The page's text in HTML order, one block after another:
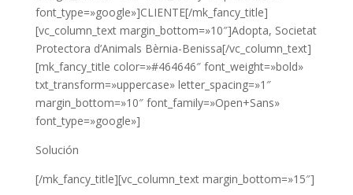
font_type=»google»]CLIENTE[/mk_fancy_title]
[vc_column_text margin_bottom=»10″]Adopta, Societat
Protectora d’Animals Bèrnia-Benissa[/vc_column_text]
[mk_fancy_title color=»#464646″ font_weight=»bold»
txt_transform=»uppercase» letter_spacing=»1″
margin_bottom=»10″ font_family=»Open+Sans»
font_type=»google»]
Solución
[/mk_fancy_title][vc_column_text margin_bottom=»15″]